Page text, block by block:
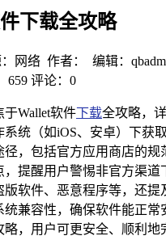
下载全攻略
网络 作者： 编辑：
659 评论：0
于Wallet软件下载全攻略，
系统（如iOS、安卓）下获
径，包括官方应用商店的规
，提醒用户警惕非官方渠道
版软件、恶意程序等，还提
统兼容性，确保软件能正常
略，用户可更安全、顺利地